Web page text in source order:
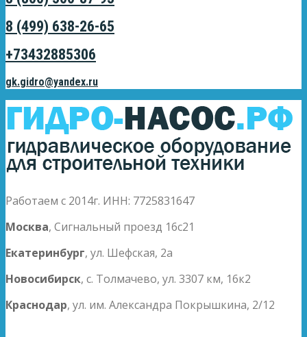
8 (499) 638-26-65
+73432885306
gk.gidro@yandex.ru
Работаем с 2014г. ИНН: 7725831647
Москва, Сигнальный проезд 16с21
Екатеринбург, ул. Шефская, 2а
Новосибирск, с. Толмачево, ул. 3307 км, 16к2
Краснодар, ул. им. Александра Покрышкина, 2/12